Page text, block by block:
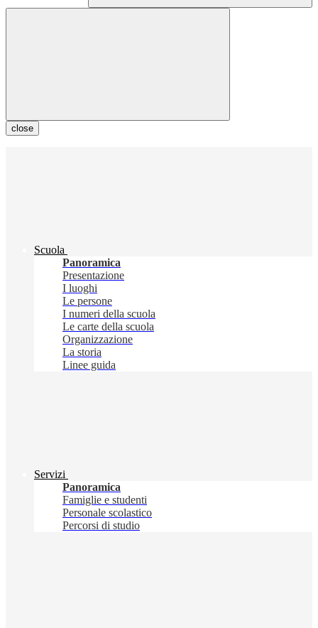
close
Scuola
Panoramica
Presentazione
I luoghi
Le persone
I numeri della scuola
Le carte della scuola
Organizzazione
La storia
Linee guida
Servizi
Panoramica
Famiglie e studenti
Personale scolastico
Percorsi di studio